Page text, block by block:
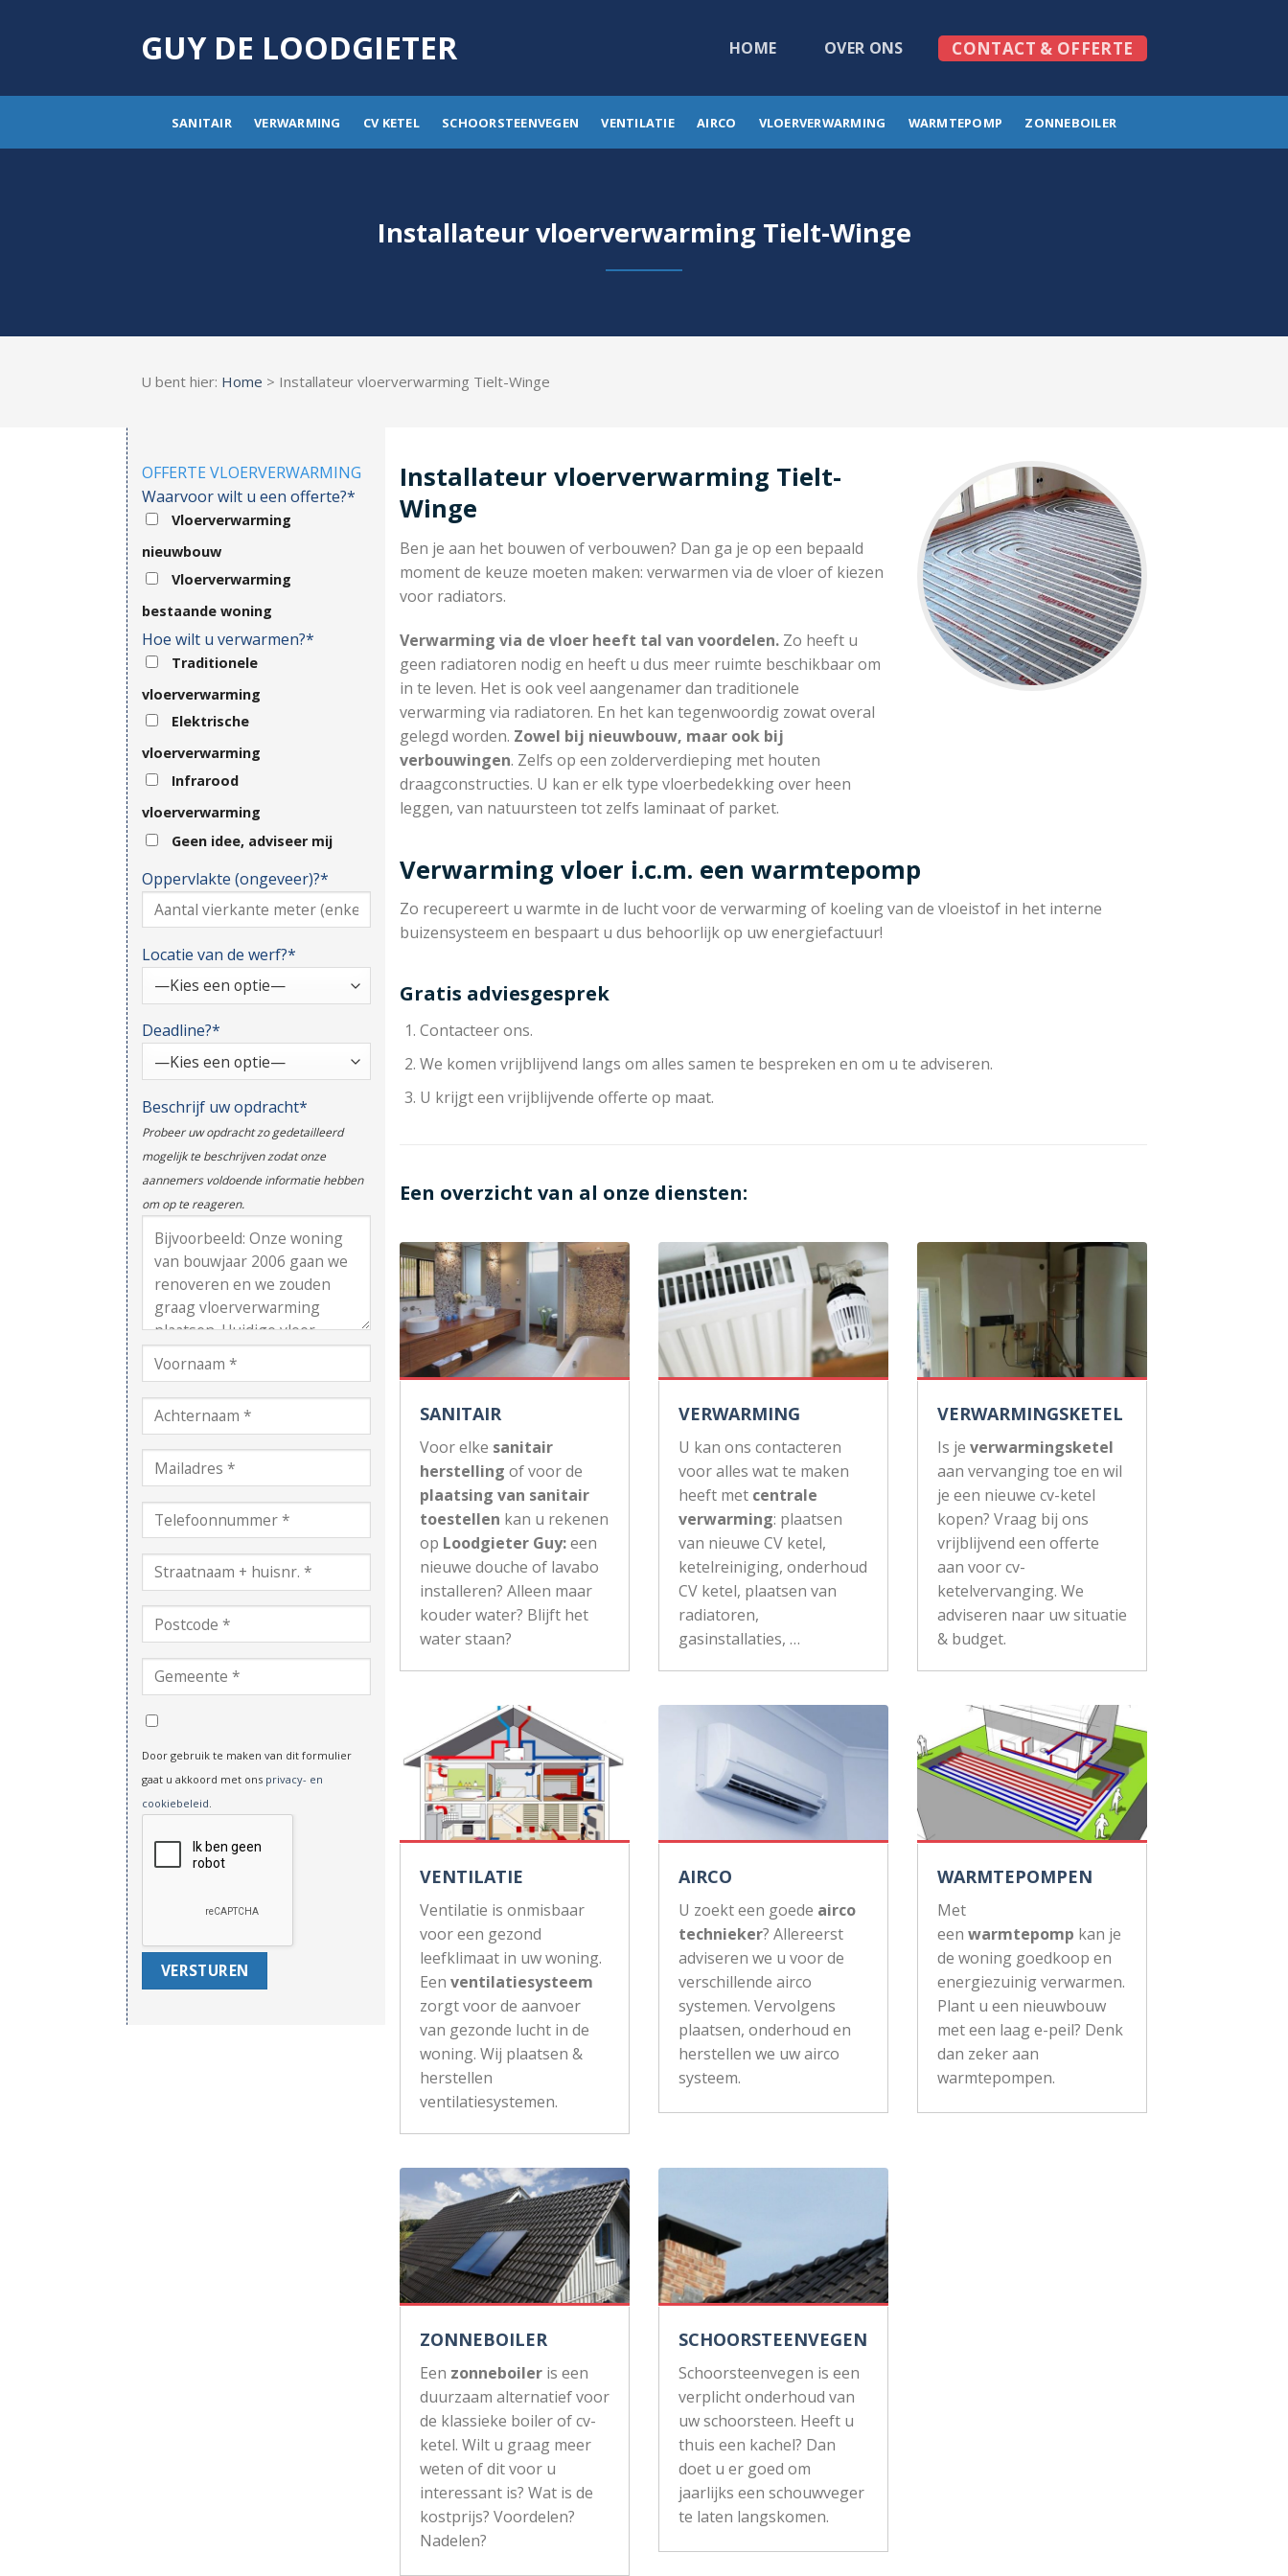
GUY DE LOODGIETER HOME OVER ONS CONTACT & OFFERTE
SANITAIR VERWARMING CV KETEL SCHOORSTEENVEGEN VENTILATIE AIRCO VLOERVERWARMING WARMTEPOMP ZONNEBOILER
Installateur vloerverwarming Tielt-Winge
U bent hier: Home > Installateur vloerverwarming Tielt-Winge
OFFERTE VLOERVERWARMING
Waarvoor wilt u een offerte?*
Vloerverwarming
nieuwbouw
Vloerverwarming
bestaande woning
Hoe wilt u verwarmen?*
Traditionele
vloerverwarming
Elektrische
vloerverwarming
Infrarood
vloerverwarming
Geen idee, adviseer mij
Oppervlakte (ongeveer)?*
Locatie van de werf?*
Deadline?*
Beschrijf uw opdracht*
Probeer uw opdracht zo gedetailleerd
mogelijk te beschrijven zodat onze
aannemers voldoende informatie hebben
om op te reageren.
Door gebruik te maken van dit formulier
gaat u akkoord met ons privacy- en
cookiebeleid.
Installateur vloerverwarming Tielt-
Winge
Ben je aan het bouwen of verbouwen? Dan ga je op een bepaald
moment de keuze moeten maken: verwarmen via de vloer of kiezen
voor radiators.
Verwarming via de vloer heeft tal van voordelen. Zo heeft u
geen radiatoren nodig en heeft u dus meer ruimte beschikbaar om
in te leven. Het is ook veel aangenamer dan traditionele
verwarming via radiatoren. En het kan tegenwoordig zowat overal
gelegd worden. Zowel bij nieuwbouw, maar ook bij
verbouwingen. Zelfs op een zolderverdieping met houten
draagconstructies. U kan er elk type vloerbedekking over heen
leggen, van natuursteen tot zelfs laminaat of parket.
Verwarming vloer i.c.m. een warmtepomp
Zo recupereert u warmte in de lucht voor de verwarming of koeling van de vloeistof in het interne
buizensysteem en bespaart u dus behoorlijk op uw energiefactuur!
Gratis adviesgesprek
Contacteer ons.
We komen vrijblijvend langs om alles samen te bespreken en om u te adviseren.
U krijgt een vrijblijvende offerte op maat.
Een overzicht van al onze diensten:
SANITAIR
Voor elke sanitair
herstelling of voor de
plaatsing van sanitair
toestellen kan u rekenen
op Loodgieter Guy:een
nieuwe douche of lavabo
installeren? Alleen maar
kouder water? Blijft het
water staan?
VERWARMING
U kan ons contacteren
voor alles wat te maken
heeft met centrale
verwarming: plaatsen
van nieuwe CV ketel,
ketelreiniging, onderhoud
CV ketel, plaatsen van
radiatoren,
gasinstallaties, …
VERWARMINGSKETEL
Is je verwarmingsketel
aan vervanging toe en wil
je een nieuwe cv-ketel
kopen? Vraag bij ons
vrijblijvend een offerte
aan voor cv-
ketelvervanging. We
adviseren naar uw situatie
& budget.
VENTILATIE
Ventilatie is onmisbaar
voor een gezond
leefklimaat in uw woning.
Een ventilatiesysteem
zorgt voor de aanvoer
van gezonde lucht in de
woning. Wij plaatsen &
herstellen
ventilatiesystemen.
AIRCO
U zoekt een goede airco
technieker? Allereerst
adviseren we u voor de
verschillende airco
systemen. Vervolgens
plaatsen, onderhoud en
herstellen we uw airco
systeem.
WARMTEPOMPEN
Met
een warmtepomp kan je
de woning goedkoop en
energiezuinig verwarmen.
Plant u een nieuwbouw
met een laag e-peil? Denk
dan zeker aan
warmtepompen.
ZONNEBOILER
Een zonneboiler is een
duurzaam alternatief voor
de klassieke boiler of cv-
ketel. Wilt u graag meer
weten of dit voor u
interessant is? Wat is de
kostprijs? Voordelen?
Nadelen?
SCHOORSTEENVEGEN
Schoorsteenvegen is een
verplicht onderhoud van
uw schoorsteen. Heeft u
thuis een kachel? Dan
doet u er goed om
jaarlijks een schouwveger
te laten langskomen.